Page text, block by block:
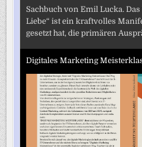
Sachbuch von Emil Lucka.
Liebe“ ist ein kraftvolles
gesetzt hat, die primären
Digitales Marketing